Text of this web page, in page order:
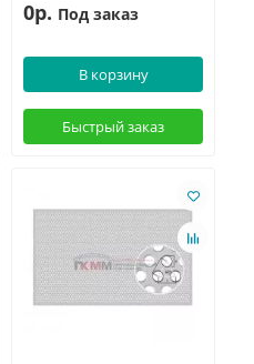
0р. Под заказ
В корзину
Быстрый заказ